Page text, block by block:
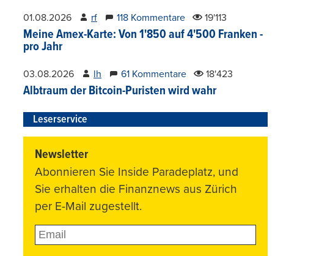
01.08.2026 rf 118 Kommentare 19'113
Meine Amex-Karte: Von 1'850 auf 4'500 Franken -
pro Jahr
03.08.2026 lh 61 Kommentare 18'423
Albtraum der Bitcoin-Puristen wird wahr
Leserservice
Newsletter
Abonnieren Sie Inside Paradeplatz, und
Sie erhalten die Finanznews aus Zürich
per E-Mail zugestellt.